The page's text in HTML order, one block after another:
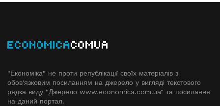
ECONOMICACOMUA
"Економіка" не проти републікації своїх матеріалів з
обов'язковим посиланням на джерело у вигляді текстового
рядка виду "Джерело www.economiсa.com.ua" та посилання
на даний портал.